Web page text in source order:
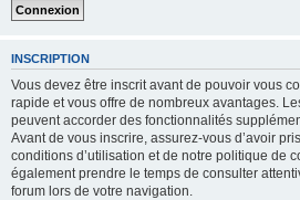
INSCRIPTION
Vous devez être inscrit avant de pouvoir vous
rapide et vous offre de nombreux avantages.
peuvent accorder des fonctionnalités
Avant de vous inscrire, assurez-vous d’avoir
conditions d’utilisation et de notre politique de
également prendre le temps de consulter
forum lors de votre navigation.